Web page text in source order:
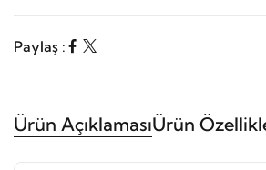
Paylaş :
Ürün AçıklamasıÜrün